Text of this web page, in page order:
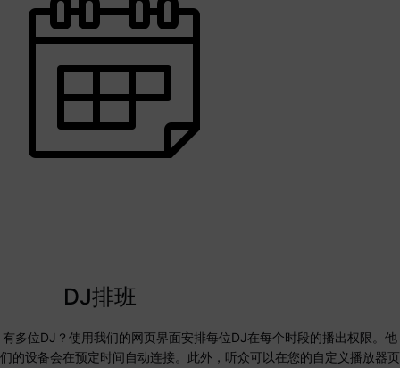
DJ排班
有多位DJ？使用我们的网页界面安排每位DJ在每个时段的播出权限。他
们的设备会在预定时间自动连接。此外，听众可以在您的自定义播放器页